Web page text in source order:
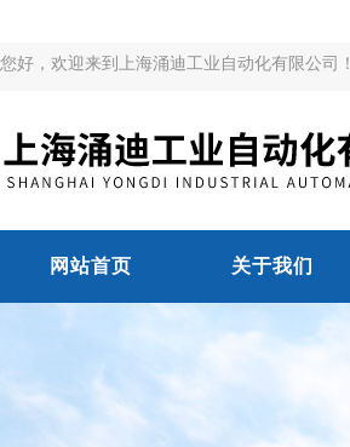
您好，欢迎来到上海涌迪工业自动化有限公司！
网站首页 关于我们